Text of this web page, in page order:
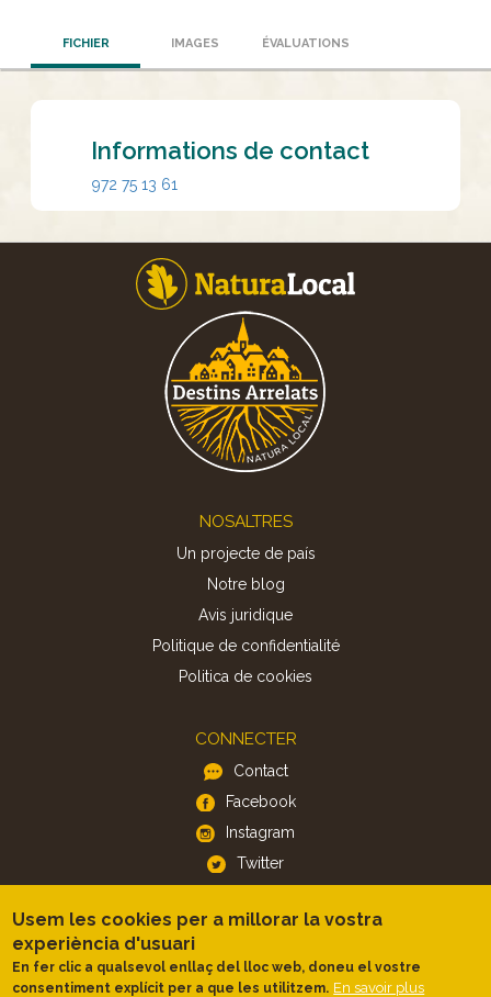
FICHIER IMAGES ÉVALUATIONS
Informations de contact
972 75 13 61
NOSALTRES
Un projecte de país
Notre blog
Avis juridique
Politique de confidentialité
Politica de cookies
CONNECTER
Contact
Facebook
Instagram
Twitter
APP
iOS
Android
Usem les cookies per a millorar la vostra
experiència d'usuari
En fer clic a qualsevol enllaç del lloc web, doneu el vostre
consentiment explícit per a que les utilitzem. En savoir plus